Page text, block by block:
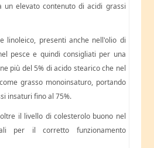
elevato contenuto di acidi grassi
linoleico, presenti anche nell'olio di
pesce e quindi consigliati per una
più del 5% di acido stearico che nel
grasso monoinsaturo, portando
insaturi fino al 75%.
il livello di colesterolo buono nel
per il corretto funzionamento